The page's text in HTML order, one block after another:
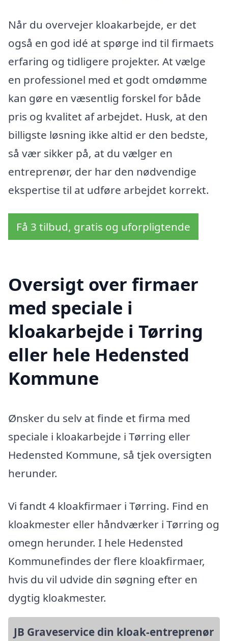
Når du overvejer kloakarbejde, er det
også en god idé at spørge ind til firmaets
erfaring og tidligere projekter. At vælge
en professionel med et godt omdømme
kan gøre en væsentlig forskel for både
pris og kvalitet af arbejdet. Husk, at den
billigste løsning ikke altid er den bedste,
så vær sikker på, at du vælger en
entreprenør, der har den nødvendige
ekspertise til at udføre arbejdet korrekt.
Få 3 tilbud, gratis og uforpligtende
Oversigt over firmaer
med speciale i
kloakarbejde i Tørring
eller hele Hedensted
Kommune
Ønsker du selv at finde et firma med
speciale i kloakarbejde i Tørring eller
Hedensted Kommune, så tjek oversigten
herunder.
Vi fandt 4 kloakfirmaer i Tørring. Find en
kloakmester eller håndværker i Tørring og
omegn herunder. I hele Hedensted
Kommunefindes der flere kloakfirmaer,
hvis du vil udvide din søgning efter en
dygtig kloakmester.
JB Graveservice din kloak-entreprenør